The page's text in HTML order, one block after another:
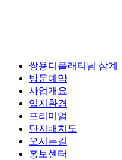
쌍용더플래티넘 삼계
방문예약
사업개요
입지환경
프리미엄
단지배치도
오시는길
홍보센터